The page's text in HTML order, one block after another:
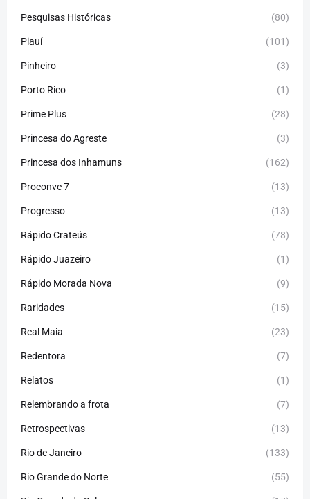
Pesquisas Históricas (80)
Piauí (101)
Pinheiro (3)
Porto Rico (1)
Prime Plus (28)
Princesa do Agreste (3)
Princesa dos Inhamuns (162)
Proconve 7 (13)
Progresso (13)
Rápido Crateús (78)
Rápido Juazeiro (1)
Rápido Morada Nova (9)
Raridades (15)
Real Maia (23)
Redentora (7)
Relatos (1)
Relembrando a frota (7)
Retrospectivas (13)
Rio de Janeiro (133)
Rio Grande do Norte (55)